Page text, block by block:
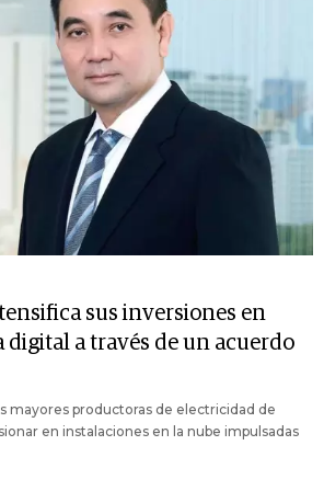
sus inversiones en
a través de un acuerdo
mayores productoras de electricidad de
en instalaciones en la nube impulsadas